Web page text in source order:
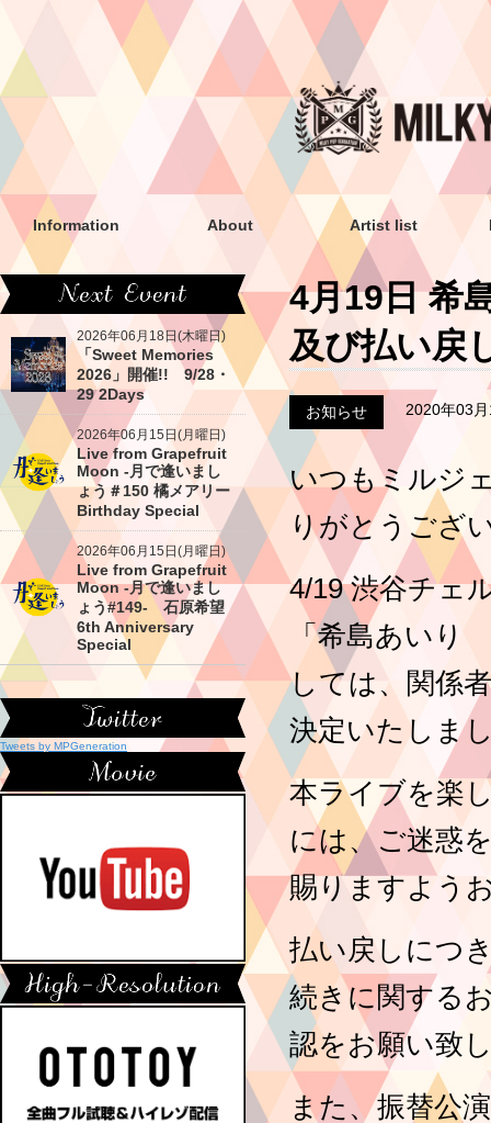
Information About Artist list
4月19日 希
及び払い戻
お知らせ 2020年03
いつもミルジ
りがとうござ
4/19 渋谷チェ
「希島あいり
しては、関係
決定いたしま
本ライブを楽
には、ご迷惑
賜りますよう
払い戻しにつ
続きに関する
認をお願い致
また、振替公
2026年06月18日(木曜日)
「Sweet Memories
2026」開催!! 9/28・
29 2Days
2026年06月15日(月曜日)
Live from Grapefruit
Moon -月で逢いまし
ょう＃150 橘メアリー
Birthday Special
2026年06月15日(月曜日)
Live from Grapefruit
Moon -月で逢いまし
ょう#149- 石原希望
6th Anniversary
Special
Tweets by MPGeneration